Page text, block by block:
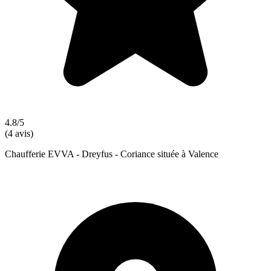
4.8/5
(4 avis)
Chaufferie EVVA - Dreyfus - Coriance située à Valence